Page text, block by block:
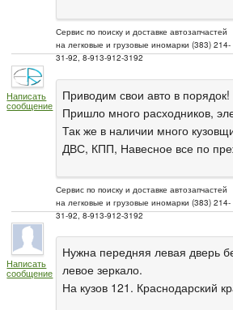
Сервис по поиску и доставке автозапчастей
на легковые и грузовые иномарки (383) 214-
31-92, 8-913-912-3192
Написать
сообщение
Приводим свои авто в порядок!
Пришло много расходников,
Так же в наличии много
ДВС, КПП, Навесное все по
Сервис по поиску и доставке автозапчастей
на легковые и грузовые иномарки (383) 214-
31-92, 8-913-912-3192
Написать
сообщение
Нужна передняя левая дверь
левое зеркало.
На кузов 121. Краснодарский